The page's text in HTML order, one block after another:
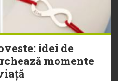
idei de
momente